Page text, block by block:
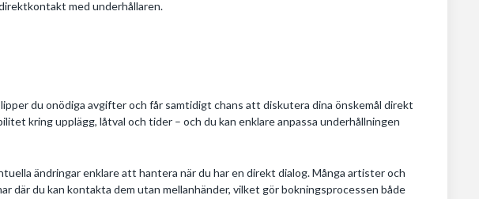
med underhållaren.
du onödiga avgifter och får samtidigt chans att diskutera dina önskemål direkt
kring upplägg, låtval och tider – och du kan enklare anpassa underhållningen
ändringar enklare att hantera när du har en direkt dialog. Många artister och
där du kan kontakta dem utan mellanhänder, vilket gör bokningsprocessen både